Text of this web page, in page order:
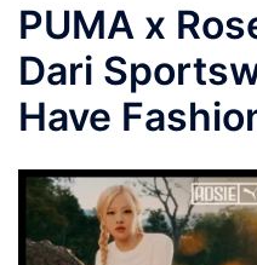
PUMA x
Dari
Have